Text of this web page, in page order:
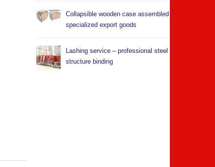
Collapsible wooden case assembled
specialized export goods
Lashing service – professional steel
structure binding